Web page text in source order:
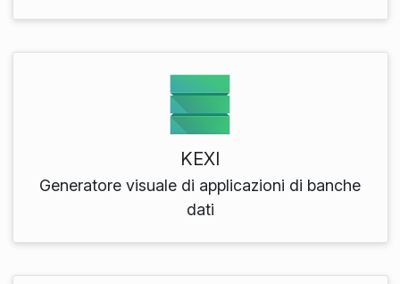
KEXI
Generatore visuale di applicazioni di banche
dati